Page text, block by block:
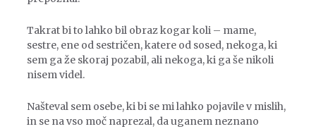
Takrat bi to lahko bil obraz kogar koli – mame,
sestre, ene od sestričen, katere od sosed, nekoga, ki
sem ga že skoraj pozabil, ali nekoga, ki ga še nikoli
nisem videl.
Našteval sem osebe, ki bi se mi lahko pojavile v mislih,
in se na vso moč naprezal, da uganem neznano